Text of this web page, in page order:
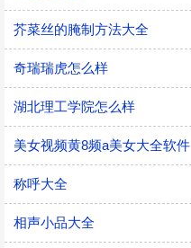
芥菜丝的腌制方法大全
奇瑞瑞虎怎么样
湖北理工学院怎么样
美女视频黄8频a美女大全软件
称呼大全
相声小品大全